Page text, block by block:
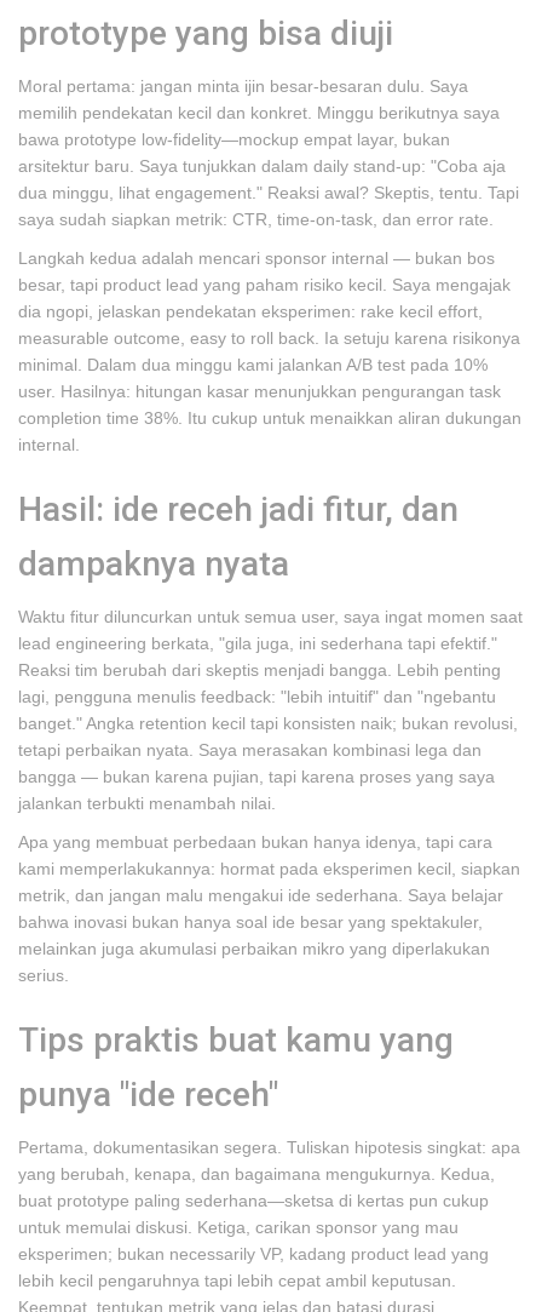
prototype yang bisa diuji
Moral pertama: jangan minta ijin besar-besaran dulu. Saya
memilih pendekatan kecil dan konkret. Minggu berikutnya saya
bawa prototype low-fidelity—mockup empat layar, bukan
arsitektur baru. Saya tunjukkan dalam daily stand-up: "Coba aja
dua minggu, lihat engagement." Reaksi awal? Skeptis, tentu. Tapi
saya sudah siapkan metrik: CTR, time-on-task, dan error rate.
Langkah kedua adalah mencari sponsor internal — bukan bos
besar, tapi product lead yang paham risiko kecil. Saya mengajak
dia ngopi, jelaskan pendekatan eksperimen: rake kecil effort,
measurable outcome, easy to roll back. Ia setuju karena risikonya
minimal. Dalam dua minggu kami jalankan A/B test pada 10%
user. Hasilnya: hitungan kasar menunjukkan pengurangan task
completion time 38%. Itu cukup untuk menaikkan aliran dukungan
internal.
Hasil: ide receh jadi fitur, dan
dampaknya nyata
Waktu fitur diluncurkan untuk semua user, saya ingat momen saat
lead engineering berkata, "gila juga, ini sederhana tapi efektif."
Reaksi tim berubah dari skeptis menjadi bangga. Lebih penting
lagi, pengguna menulis feedback: "lebih intuitif" dan "ngebantu
banget." Angka retention kecil tapi konsisten naik; bukan revolusi,
tetapi perbaikan nyata. Saya merasakan kombinasi lega dan
bangga — bukan karena pujian, tapi karena proses yang saya
jalankan terbukti menambah nilai.
Apa yang membuat perbedaan bukan hanya idenya, tapi cara
kami memperlakukannya: hormat pada eksperimen kecil, siapkan
metrik, dan jangan malu mengakui ide sederhana. Saya belajar
bahwa inovasi bukan hanya soal ide besar yang spektakuler,
melainkan juga akumulasi perbaikan mikro yang diperlakukan
serius.
Tips praktis buat kamu yang
punya "ide receh"
Pertama, dokumentasikan segera. Tuliskan hipotesis singkat: apa
yang berubah, kenapa, dan bagaimana mengukurnya. Kedua,
buat prototype paling sederhana—sketsa di kertas pun cukup
untuk memulai diskusi. Ketiga, carikan sponsor yang mau
eksperimen; bukan necessarily VP, kadang product lead yang
lebih kecil pengaruhnya tapi lebih cepat ambil keputusan.
Keempat, tentukan metrik yang jelas dan batasi durasi